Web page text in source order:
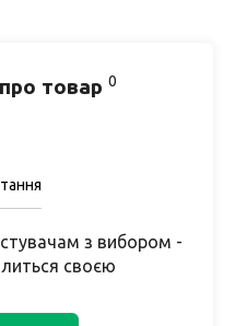
товар 0
з вибором -
своєю